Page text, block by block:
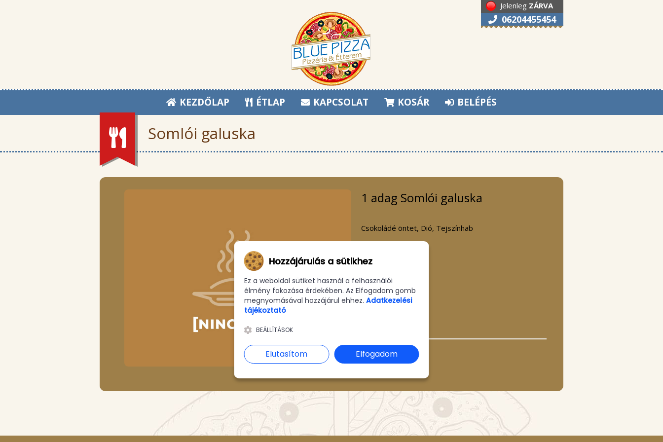
Jelenleg ZÁRVA
06204455454
KEZDŐLAP ÉTLAP KAPCSOLAT KOSÁR BELÉPÉS
Somlói galuska
1 adag Somlói galuska
Csokoládé öntet, Dió, Tejszínhab
Ár:
Hozzájárulás a sütikhez
Ez a weboldal sütiket használ a felhasználói
élmény fokozása érdekében. Az Elfogadom gomb
megnyomásával hozzájárul ehhez. Adatkezelési
tájékoztató
BEÁLLÍTÁSOK
Elutasítom Elfogadom